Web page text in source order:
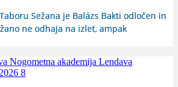
Sežana je Balázs Bakti odločen in
ne odhaja na izlet, ampak